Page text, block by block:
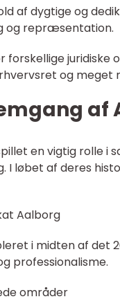
af dygtige og
og repræsentation.
juridiske
og meget
af
en vigtig rolle i
løbet af deres
Aalborg
i midten af det
professionalisme.
områder